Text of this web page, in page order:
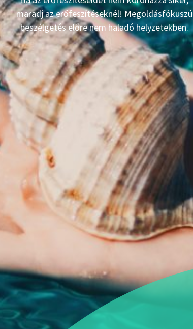
maradj az erőfeszítéseknél! Megoldásfókuszú
beszélgetés előre nem haladó helyzetekben.